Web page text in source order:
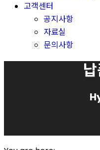
고객센터
공지사항
자료실
문의사항